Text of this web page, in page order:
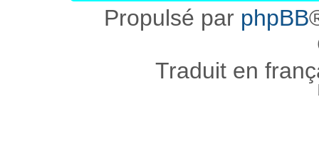
Propulsé par phpBB
Traduit en